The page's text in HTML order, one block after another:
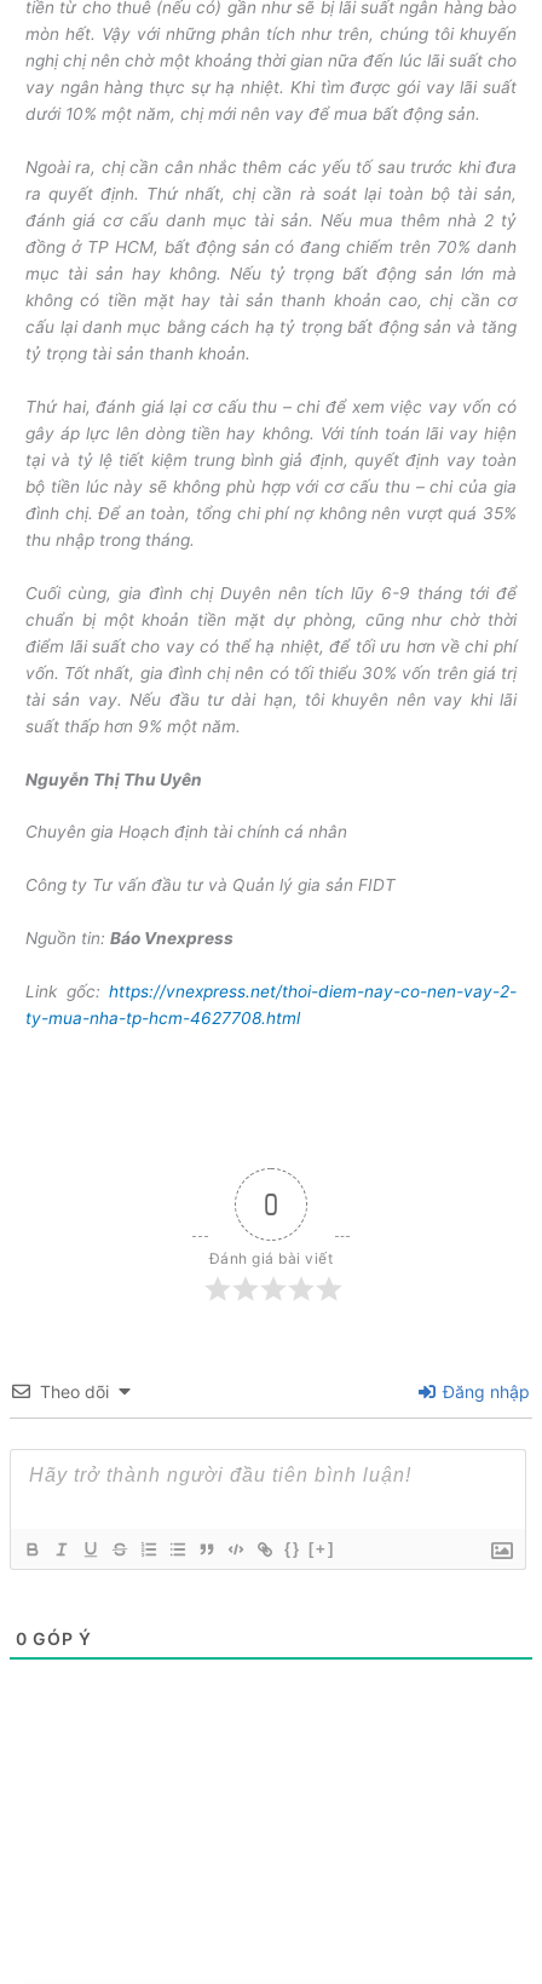
tiền từ cho thuê (nếu có) gần như sẽ bị lãi suất ngân hàng bào
mòn hết. Vậy với những phân tích như trên, chúng tôi khuyến
nghị chị nên chờ một khoảng thời gian nữa đến lúc lãi suất cho
vay ngân hàng thực sự hạ nhiệt. Khi tìm được gói vay lãi suất
dưới 10% một năm, chị mới nên vay để mua bất động sản.
Ngoài ra, chị cần cân nhắc thêm các yếu tố sau trước khi đưa
ra quyết định. Thứ nhất, chị cần rà soát lại toàn bộ tài sản,
đánh giá cơ cấu danh mục tài sản. Nếu mua thêm nhà 2 tỷ
đồng ở TP HCM, bất động sản có đang chiếm trên 70% danh
mục tài sản hay không. Nếu tỷ trọng bất động sản lớn mà
không có tiền mặt hay tài sản thanh khoản cao, chị cần cơ
cấu lại danh mục bằng cách hạ tỷ trọng bất động sản và tăng
tỷ trọng tài sản thanh khoản.
Thứ hai, đánh giá lại cơ cấu thu – chi để xem việc vay vốn có
gây áp lực lên dòng tiền hay không. Với tính toán lãi vay hiện
tại và tỷ lệ tiết kiệm trung bình giả định, quyết định vay toàn
bộ tiền lúc này sẽ không phù hợp với cơ cấu thu – chi của gia
đình chị. Để an toàn, tổng chi phí nợ không nên vượt quá 35%
thu nhập trong tháng.
Cuối cùng, gia đình chị Duyên nên tích lũy 6-9 tháng tới để
chuẩn bị một khoản tiền mặt dự phòng, cũng như chờ thời
điểm lãi suất cho vay có thể hạ nhiệt, để tối ưu hơn về chi phí
vốn. Tốt nhất, gia đình chị nên có tối thiểu 30% vốn trên giá trị
tài sản vay. Nếu đầu tư dài hạn, tôi khuyên nên vay khi lãi
suất thấp hơn 9% một năm.
Nguyễn Thị Thu Uyên
Chuyên gia Hoạch định tài chính cá nhân
Công ty Tư vấn đầu tư và Quản lý gia sản FIDT
Nguồn tin:Báo Vnexpress
Link gốc: https://vnexpress.net/thoi-diem-nay-co-nen-vay-2-
ty-mua-nha-tp-hcm-4627708.html
0
Đánh giá bài viết
Theo dõi Đăng nhập
{} [+]
0 GÓP Ý